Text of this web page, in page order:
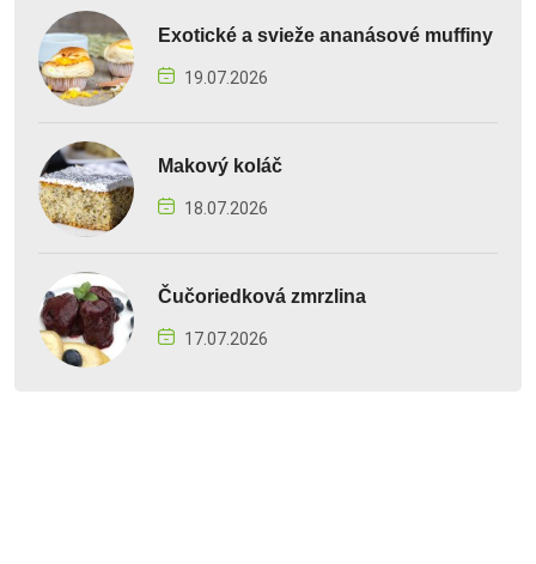
Exotické a svieže ananásové muffiny
19.07.2026
Makový koláč
18.07.2026
Čučoriedková zmrzlina
17.07.2026